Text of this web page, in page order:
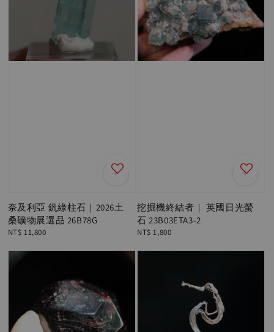
奈及利亞 釩綠柱石｜2026土
桑礦物展選品 26B78G
Regular
NT$ 11,800
挖掘機終結者｜ 英國日光螢
石 23B03ETA3-2
Regular
NT$ 1,800